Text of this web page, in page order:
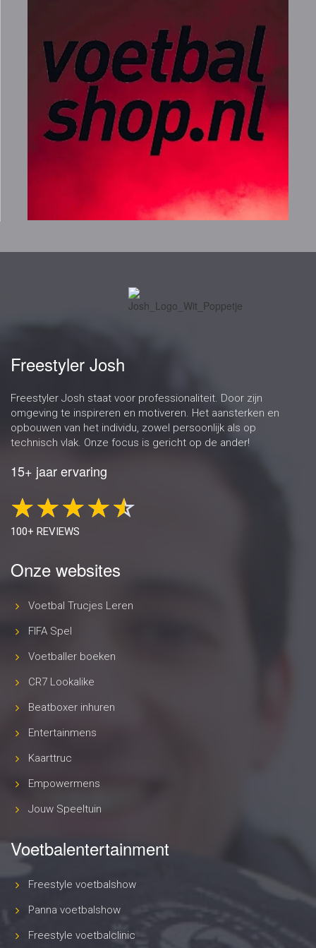
Freestyler Josh
Freestyler Josh staat voor professionaliteit. Door zijn
omgeving te inspireren en motiveren. Het aansterken en
opbouwen van het individu, zowel persoonlijk als op
technisch vlak. Onze focus is gericht op de ander!
15+ jaar ervaring
100+ REVIEWS
Onze websites
Voetbal Trucjes Leren
FIFA Spel
Voetballer boeken
CR7 Lookalike
Beatboxer inhuren
Entertainmens
Kaarttruc
Empowermens
Jouw Speeltuin
Voetbalentertainment
Freestyle voetbalshow
Panna voetbalshow
Freestyle voetbalclinic